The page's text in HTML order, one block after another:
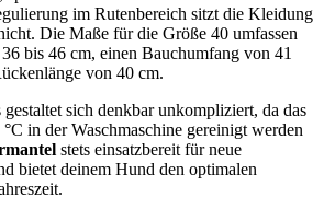
im Rutenbereich sitzt die Kleidung
Die Maße für die Größe 40 umfassen
bis 46 cm, einen Bauchumfang von 41
von 40 cm.
sich denkbar unkompliziert, da das
in der Waschmaschine gereinigt werden
stets einsatzbereit für neue
bietet deinem Hund den optimalen